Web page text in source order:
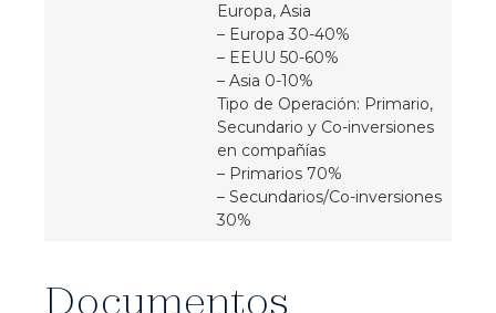
Europa, Asia
– Europa 30-40%
– EEUU 50-60%
– Asia 0-10%
Tipo de Operación: Primario,
Secundario y Co-inversiones
en compañías
– Primarios 70%
– Secundarios/Co-inversiones
30%
Documentos